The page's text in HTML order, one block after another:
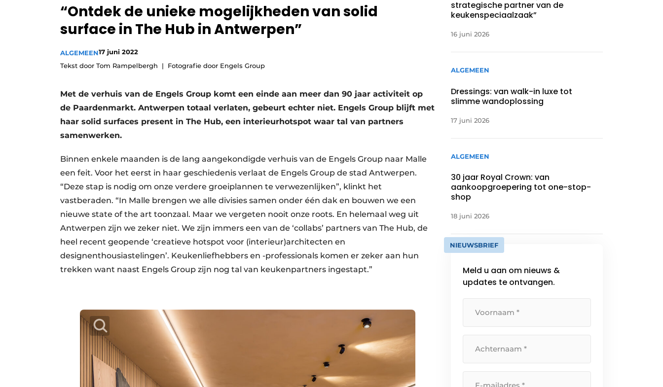
Vacature aanmelden
Video’s
“Ontdek de unieke mogelijkheden van solid
surface in The Hub in Antwerpen”
ALGEMEEN17 juni 2022
Tekst door Tom Rampelbergh
Fotografie door Engels Group
Met de verhuis van de Engels Group komt een einde aan meer dan 90 jaar activiteit op
de Paardenmarkt. Antwerpen totaal verlaten, gebeurt echter niet. Engels Group blijft met
haar solid surfaces present in The Hub, een interieurhotspot waar tal van partners
samenwerken.
Binnen enkele maanden is de lang aangekondigde verhuis van de Engels Group naar Malle
een feit. Voor het eerst in haar geschiedenis verlaat de Engels Group de stad Antwerpen.
“Deze stap is nodig om onze verdere groeiplannen te verwezenlijken”, klinkt het
vastberaden. “In Malle brengen we alle divisies samen onder één dak en bouwen we een
nieuwe state of the art toonzaal. Maar we vergeten nooit onze roots. En helemaal weg uit
Antwerpen zijn we zeker niet. We zijn immers een van de ‘collabs’ partners van The Hub, de
heel recent geopende ‘creatieve hotspot voor (interieur)architecten en
designenthousiastelingen’. Keukenliefhebbers en -professionals komen er zeker aan hun
trekken want naast Engels Group zijn nog tal van keukenpartners ingestapt.”
strategische partner van de
keukenspeciaalzaak”
16 juni 2026
ALGEMEEN
Dressings: van walk-in luxe tot
slimme wandoplossing
17 juni 2026
ALGEMEEN
30 jaar Royal Crown: van
aankoopgroepering tot one-stop-
shop
18 juni 2026
NIEUWSBRIEF
Meld u aan om nieuws &
updates te ontvangen.